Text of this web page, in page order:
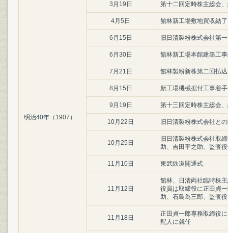
明治40年（1907）
3月19日 第十二回定時株主総会
4月5日 館林新工場敷地買収結了
6月15日 旧日清製粉株式会社第
6月30日 館林新工場本館建築工
7月21日 館林製粉新株第二回払
8月15日 新工場機械据付工事着手
9月19日 第十三回定時株主総会
10月22日 旧日清製粉株式会社と
10月25日
旧日清製粉株式会社取
助、吉田平之助、監査
11月10日 東武鉄道開通式
11月12日
館林、日清両社臨時株
役員は取締役に正田貞
助、石島為三郎、監査
11月18日
正田貞一郎専務取締役
配人に就任